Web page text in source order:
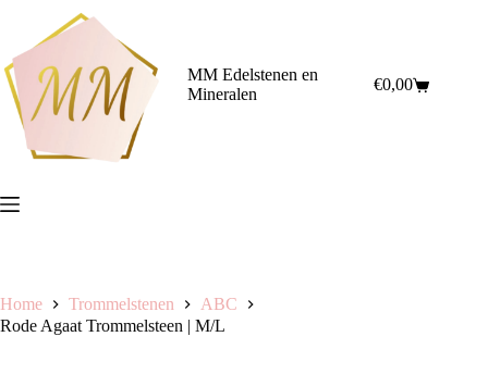
inhoud
MM Edelstenen en
Mineralen
Winkelwagen
€0,00
Home Trommelstenen
ABC
Rode Agaat Trommelsteen | M/L